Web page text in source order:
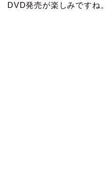
DVD発売が楽しみですね。